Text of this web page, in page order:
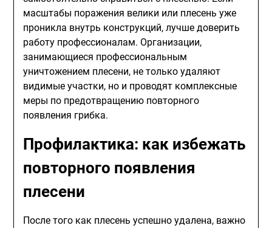
масштабы поражения велики или плесень уже
проникла внутрь конструкций, лучше доверить
работу профессионалам. Организации,
занимающиеся профессиональным
уничтожением плесени, не только удаляют
видимые участки, но и проводят комплексные
меры по предотвращению повторного
появления грибка.
Профилактика: как избежать
повторного появления
плесени
После того как плесень успешно удалена, важно